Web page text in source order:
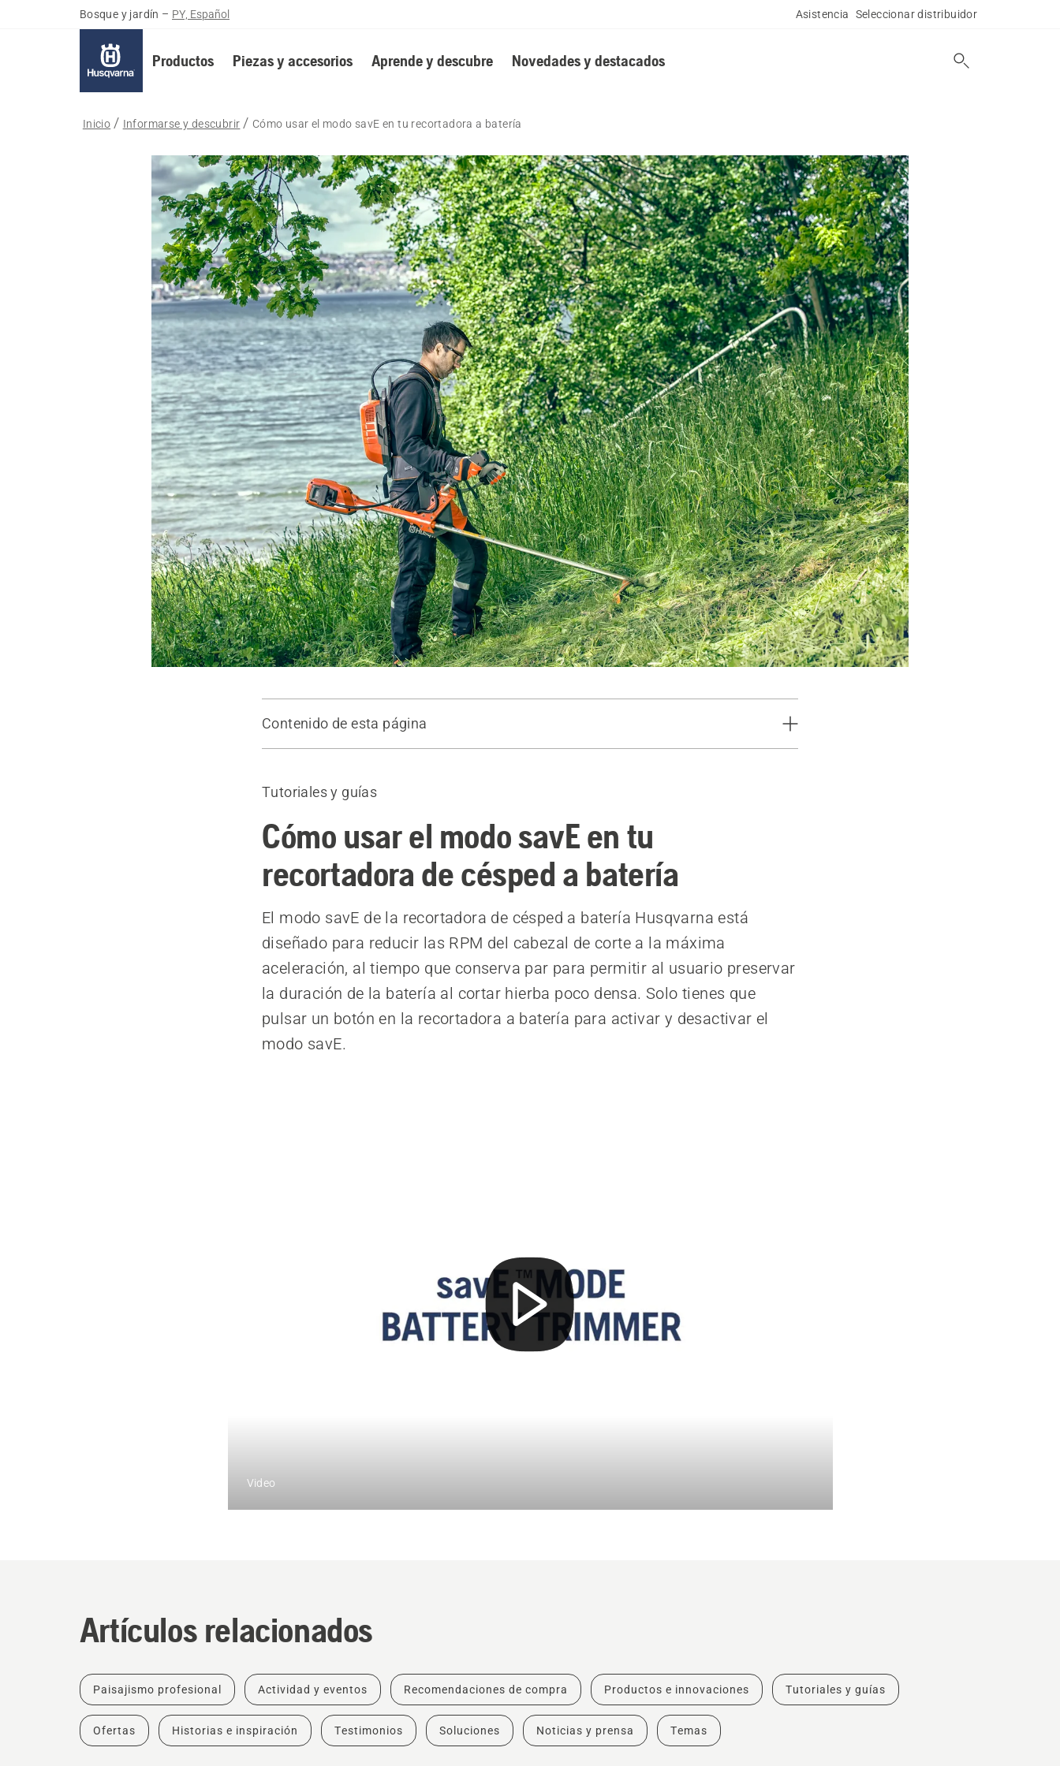
Bosque y jardín – PY, Español Asistencia Seleccionar distribuidor
Productos Piezas y accesorios Aprende y descubre Novedades y destacados
Inicio Informarse y descubrir Cómo usar el modo savE en tu recortadora a batería
Contenido de esta página
Vídeo
Tutoriales y guías
Cómo usar el modo savE en tu
recortadora de césped a batería
El modo savE de la recortadora de césped a batería Husqvarna está
diseñado para reducir las RPM del cabezal de corte a la máxima
aceleración, al tiempo que conserva par para permitir al usuario preservar
la duración de la batería al cortar hierba poco densa. Solo tienes que
pulsar un botón en la recortadora a batería para activar y desactivar el
modo savE.
Video
Artículos relacionados
Paisajismo profesional Actividad y eventos Recomendaciones de compra Productos e innovaciones Tutoriales y guías
Ofertas Historias e inspiración Testimonios Soluciones Noticias y prensa Temas